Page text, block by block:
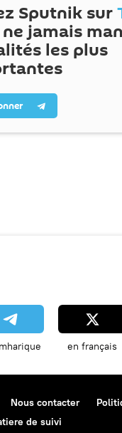
Sputnik sur
jamais
les plus
en français
Nous contacter
de suivi